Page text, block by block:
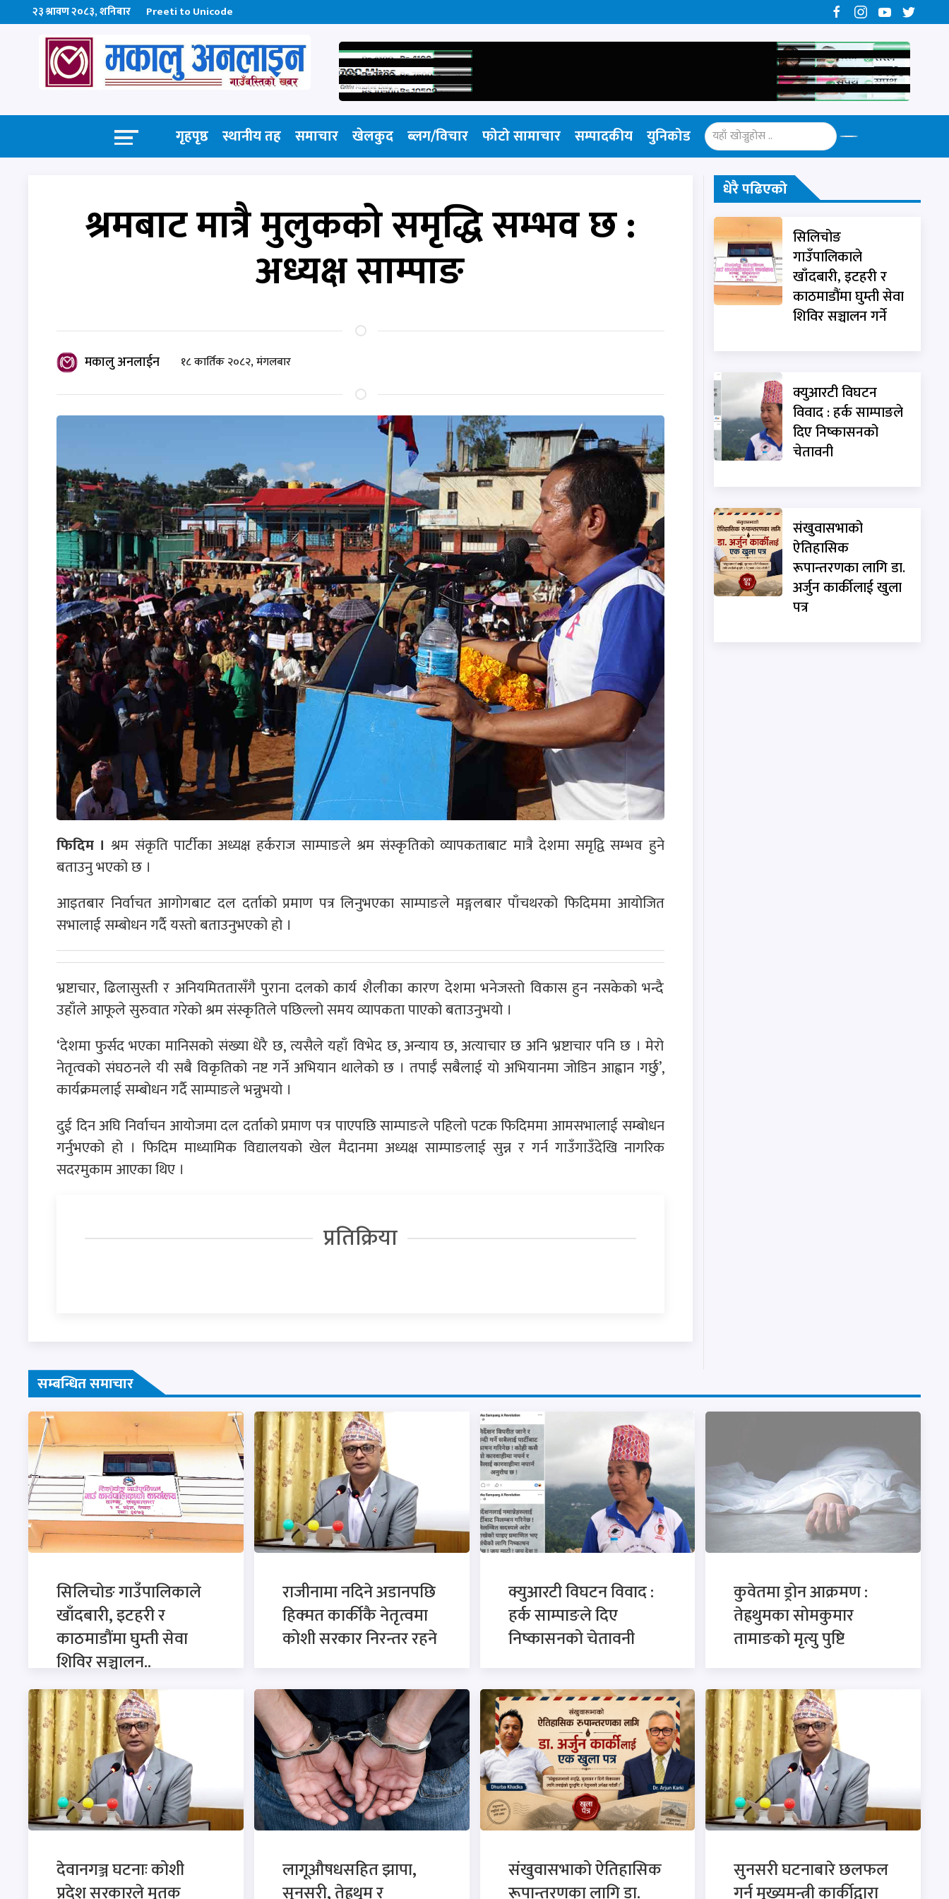
२३ श्रावण २०८३, शनिबार Preeti to Unicode
गृहपृष्ठ स्थानीय तह समाचार खेलकुद ब्लग/विचार फोटो सामाचार​ सम्पादकीय युनिकोड
श्रमबाट मात्रै मुलुकको समृद्धि सम्भव छ :
अध्यक्ष साम्पाङ
मकालु अनलाईन १८ कार्तिक २०८२, मंगलबार
फिदिम । श्रम संकृति पार्टीका अध्यक्ष हर्कराज साम्पाङले श्रम संस्कृतिको व्यापकताबाट मात्रै देशमा समृद्वि सम्भव हुने
बताउनु भएको छ ।
आइतबार निर्वाचत आगोगबाट दल दर्ताको प्रमाण पत्र लिनुभएका साम्पाङले मङ्गलबार पाँचथरको फिदिममा आयोजित
सभालाई सम्बोधन गर्दै यस्तो बताउनुभएको हो ।
भ्रष्टाचार, ढिलासुस्ती र अनियमिततासँगै पुराना दलको कार्य शैलीका कारण देशमा भनेजस्तो विकास हुन नसकेको भन्दै
उहाँले आफूले सुरुवात गरेको श्रम संस्कृतिले पछिल्लो समय व्यापकता पाएको बताउनुभयो ।
‘देशमा फुर्सद भएका मानिसको संख्या धेरै छ, त्यसैले यहाँ विभेद छ, अन्याय छ, अत्याचार छ अनि भ्रष्टाचार पनि छ । मेरो
नेतृत्वको संघठनले यी सबै विकृतिको नष्ट गर्ने अभियान थालेको छ । तपाईँ सबैलाई यो अभियानमा जोडिन आह्वान गर्छु’,
कार्यक्रमलाई सम्बोधन गर्दै साम्पाङले भन्नुभयो ।
दुई दिन अघि निर्वाचन आयोजमा दल दर्ताको प्रमाण पत्र पाएपछि साम्पाङले पहिलो पटक फिदिममा आमसभालाई सम्बोधन
गर्नुभएको हो । फिदिम माध्यामिक विद्यालयको खेल मैदानमा अध्यक्ष साम्पाङलाई सुन्न र गर्न गाउँगाउँदेखि नागरिक
सदरमुकाम आएका थिए ।
प्रतिक्रिया
धेरै पढिएको
सिलिचोङ
गाउँपालिकाले
खाँदबारी, इटहरी र
काठमाडौंमा घुम्ती सेवा
शिविर सञ्चालन गर्ने
क्युआरटी विघटन
विवाद : हर्क साम्पाङले
दिए निष्कासनको
चेतावनी
संखुवासभाको
ऐतिहासिक
रूपान्तरणका लागि डा.
अर्जुन कार्कीलाई खुला
पत्र
सम्बन्धित समाचार
सिलिचोङ गाउँपालिकाले
खाँदबारी, इटहरी र
काठमाडौंमा घुम्ती सेवा
शिविर सञ्चालन..
राजीनामा नदिने अडानपछि
हिक्मत कार्कीकै नेतृत्वमा
कोशी सरकार निरन्तर रहने
क्युआरटी विघटन विवाद :
हर्क साम्पाङले दिए
निष्कासनको चेतावनी
कुवेतमा ड्रोन आक्रमण :
तेह्रथुमका सोमकुमार
तामाङको मृत्यु पुष्टि
देवानगञ्ज घटनाः कोशी
लागूऔषधसहित झापा,
संखुवासभाको ऐतिहासिक
सुनसरी घटनाबारे छलफल